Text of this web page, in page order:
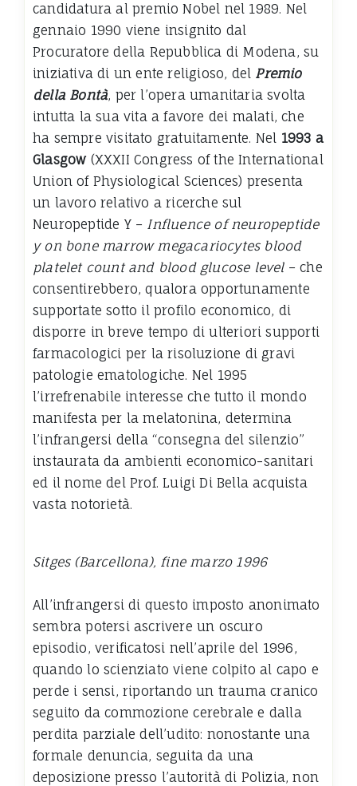
candidatura al premio Nobel nel 1989. Nel
gennaio 1990 viene insignito dal
Procuratore della Repubblica di Modena, su
iniziativa di un ente religioso, del Premio
della Bontà, per l’opera umanitaria svolta
intutta la sua vita a favore dei malati, che
ha sempre visitato gratuitamente. Nel 1993 a
Glasgow(XXXII Congress of the International
Union of Physiological Sciences) presenta
un lavoro relativo a ricerche sul
Neuropeptide Y – Influence of neuropeptide
y on bone marrow megacariocytes blood
platelet count and blood glucose level– che
consentirebbero, qualora opportunamente
supportate sotto il profilo economico, di
disporre in breve tempo di ulteriori supporti
farmacologici per la risoluzione di gravi
patologie ematologiche. Nel 1995
l’irrefrenabile interesse che tutto il mondo
manifesta per la melatonina, determina
l’infrangersi della “consegna del silenzio”
instaurata da ambienti economico-sanitari
ed il nome del Prof. Luigi Di Bella acquista
vasta notorietà.
Sitges (Barcellona), fine marzo 1996
All’infrangersi di questo imposto anonimato
sembra potersi ascrivere un oscuro
episodio, verificatosi nell’aprile del 1996,
quando lo scienziato viene colpito al capo e
perde i sensi, riportando un trauma cranico
seguito da commozione cerebrale e dalla
perdita parziale dell’udito: nonostante una
formale denuncia, seguita da una
deposizione presso l’autorità di Polizia, non